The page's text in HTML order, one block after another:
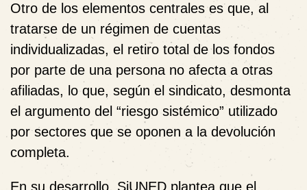
Otro de los elementos centrales es que, al
tratarse de un régimen de cuentas
individualizadas, el retiro total de los fondos
por parte de una persona no afecta a otras
afiliadas, lo que, según el sindicato, desmonta
el argumento del “riesgo sistémico” utilizado
por sectores que se oponen a la devolución
completa.
En su desarrollo, SiUNED plantea que el